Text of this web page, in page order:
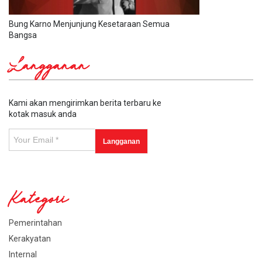
Bung Karno Menjunjung Kesetaraan Semua
Bangsa
Langganan
Kami akan mengirimkan berita terbaru ke
kotak masuk anda
Kategori
Pemerintahan
Kerakyatan
Internal